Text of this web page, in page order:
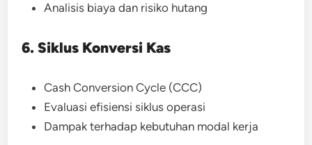
Analisis biaya dan risiko hutang
6. Siklus Konversi Kas
Cash Conversion Cycle (CCC)
Evaluasi efisiensi siklus operasi
Dampak terhadap kebutuhan modal kerja